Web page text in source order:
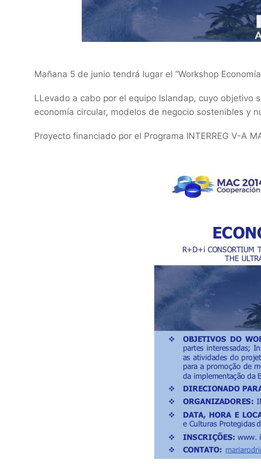
Mañana 5 de junio tendrá lugar el “Workshop
LLevado a cabo por el equipo Islandap, cuyo
economía circular, modelos de negocio sostenibles y
Proyecto financiado por el Programa INTERREG V-A